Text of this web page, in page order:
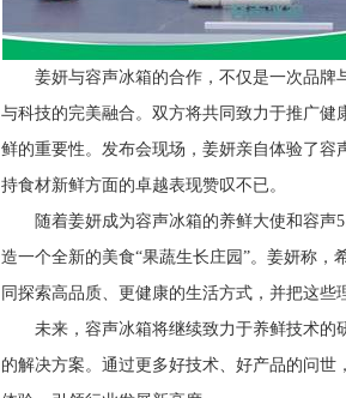
姜妍与容声冰箱的合作，不仅是一次品牌
与科技的完美融合。双方将共同致力于推广
鲜的重要性。发布会现场，姜妍亲自体验了
持食材新鲜方面的卓越表现赞叹不已。
随着姜妍成为容声冰箱的养鲜大使和容声
造一个全新的美食“果蔬生长庄园”。姜妍称
同探索高品质、更健康的生活方式，并把这些
未来，容声冰箱将继续致力于养鲜技术的
的解决方案。通过更多好技术、好产品的问